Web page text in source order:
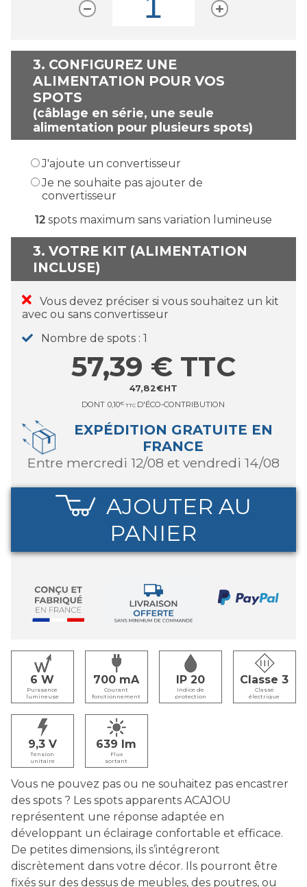
3. CONFIGUREZ UNE
ALIMENTATION POUR VOS
SPOTS
(câblage en série, une seule
alimentation pour plusieurs spots)
J'ajoute un convertisseur
Je ne souhaite pas ajouter de
convertisseur
12spots maximum sans variation lumineuse
3. VOTRE KIT (ALIMENTATION
INCLUSE)
Vous devez préciser si vous souhaitez un kit
avec ou sans convertisseur
Nombre de spots 1
47,82€HT
57,39 € TTC
DONT 0,10€ TTC D'ÉCO-CONTRIBUTION
EXPÉDITION GRATUITE EN
FRANCE
entre mercredi 12/08 et vendredi 14/08
AJOUTER AU
PANIER
6
Puissance
lumineuse
700
Courant
fonctionnement
IP 20
Indice de
protection
Classe 3
Classe
électrique
9,3
Tension
unitaire
639
Flux
sortant
Vous ne pouvez pas ou ne souhaitez pas encastrer
des spots ? Les spots apparents ACAJOU
représentent une réponse adaptée en
développant un éclairage confortable et efficace.
De petites dimensions, ils s’intégreront
discrètement dans votre décor. Ils pourront être
fixés sur des dessus de meubles, des poutres, ou